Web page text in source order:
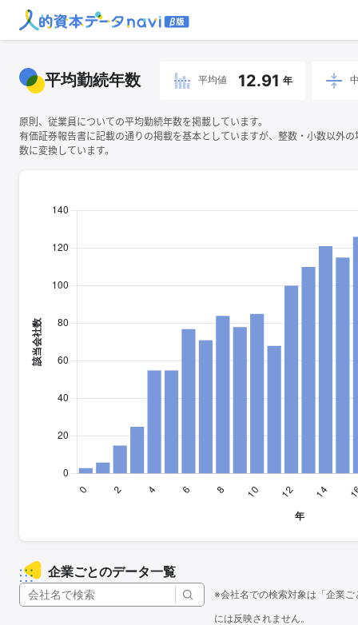
平均勤続年数 平均値 12.91 年
原則、従業員についての平均勤続年数を掲載しています。
有価証券報告書に記載の通りの掲載を基本としていますが、整数・小数以外
数に変換しています。
企業ごとのデータ一覧
※会社名での検索対象は「企業
には反映されません。